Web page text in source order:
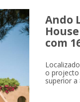
Ando
com
o projecto
superior